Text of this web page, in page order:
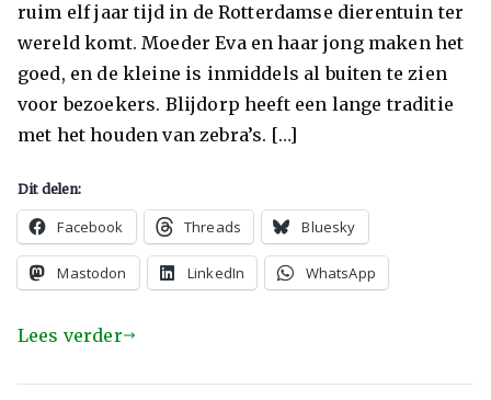
ruim elf jaar tijd in de Rotterdamse dierentuin ter
wereld komt. Moeder Eva en haar jong maken het
goed, en de kleine is inmiddels al buiten te zien
voor bezoekers. Blijdorp heeft een lange traditie
met het houden van zebra’s. […]
Dit delen:
Facebook Threads Bluesky
Mastodon LinkedIn WhatsApp
Lees verder